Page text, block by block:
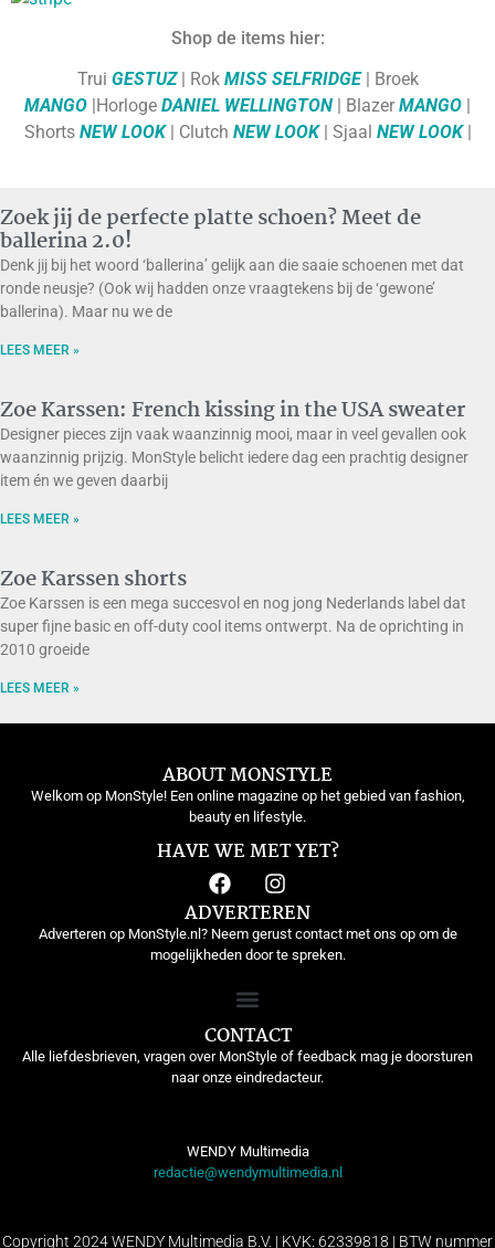
Shop de items hier:
Trui GESTUZ| Rok MISS SELFRIDGE| Broek
MANGO |Horloge DANIEL WELLINGTON | Blazer MANGO |
Shorts NEW LOOK| Clutch NEW LOOK | Sjaal NEW LOOK|
Zoek jij de perfecte platte schoen? Meet de
ballerina 2.0!
Denk jij bij het woord ‘ballerina’ gelijk aan die saaie schoenen met dat
ronde neusje? (Ook wij hadden onze vraagtekens bij de ‘gewone’
ballerina). Maar nu we de
LEES MEER »
Zoe Karssen: French kissing in the USA sweater
Designer pieces zijn vaak waanzinnig mooi, maar in veel gevallen ook
waanzinnig prijzig. MonStyle belicht iedere dag een prachtig designer
item én we geven daarbij
LEES MEER »
Zoe Karssen shorts
Zoe Karssen is een mega succesvol en nog jong Nederlands label dat
super fijne basic en off-duty cool items ontwerpt. Na de oprichting in
2010 groeide
LEES MEER »
ABOUT MONSTYLE
Welkom op MonStyle! Een online magazine op het gebied van fashion,
beauty en lifestyle.
HAVE WE MET YET?
ADVERTEREN
Adverteren op MonStyle.nl? Neem gerust contact met ons op om de
mogelijkheden door te spreken.
CONTACT
Alle liefdesbrieven, vragen over MonStyle of feedback mag je doorsturen
naar onze eindredacteur.
WENDY Multimedia
redactie@wendymultimedia.nl
Copyright 2024 WENDY Multimedia B.V. | KVK: 62339818 | BTW nummer